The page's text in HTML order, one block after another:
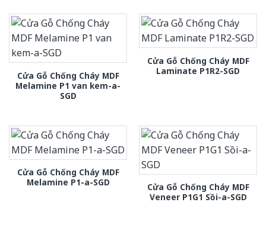
Cửa Gỗ Chống Cháy MDF
Melamine P1 van kem-a-
SGD
Cửa Gỗ Chống Cháy MDF
Laminate P1R2-SGD
Cửa Gỗ Chống Cháy MDF
Melamine P1-a-SGD
Cửa Gỗ Chống Cháy MDF
Veneer P1G1 Sồi-a-SGD